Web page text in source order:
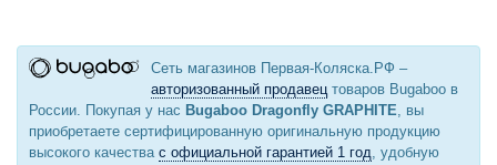
Сеть магазинов Первая-Коляска.РФ –
авторизованный продавец товаров Bugaboo в
России. Покупая у нас Bugaboo Dragonfly GRAPHITE , вы
приобретаете сертифицированную оригинальную продукцию
высокого качества с официальной гарантией 1 год , удобную